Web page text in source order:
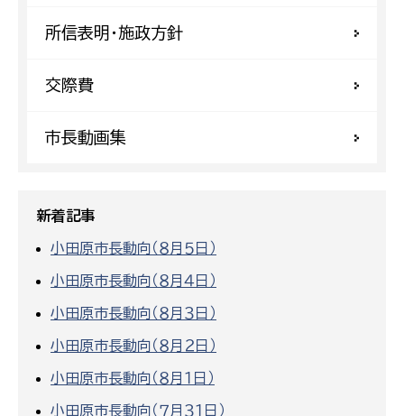
所信表明・施政方針
交際費
市長動画集
新着記事
小田原市長動向（８月５日）
小田原市長動向（８月４日）
小田原市長動向（８月３日）
小田原市長動向（８月２日）
小田原市長動向（８月１日）
小田原市長動向（７月３１日）